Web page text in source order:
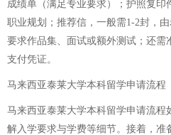
成绩单（满足专业要求）；护照复
职业规划；推荐信，一般需1-2封，
要求作品集、面试或额外测试；还需
支付凭证。
马来西亚泰莱大学本科留学申请流程
马来西亚泰莱大学本科留学申请流程
解入学要求与学费等细节。接着，准